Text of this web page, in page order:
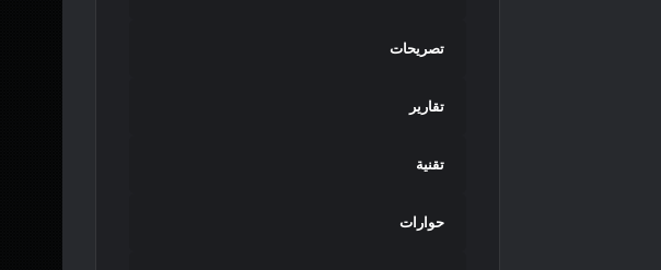
تصريحات
تقارير
تقنية
حوارات